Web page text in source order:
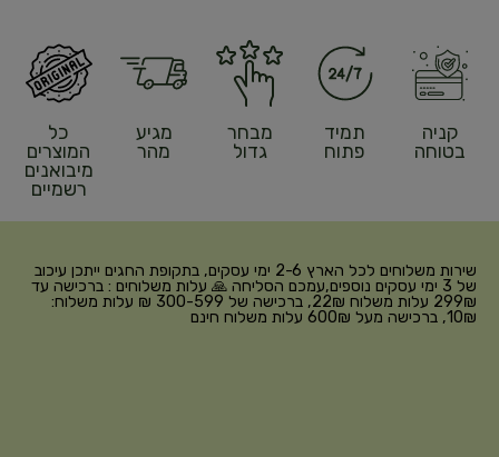
קניה
בטוחה
תמיד
פתוח
מבחר
גדול
מגיע
מהר
כל
המוצרים
מיבואנים
רשמיים
שירות משלוחים לכל הארץ 2-6 ימי עסקים, בתקופת החגים ייתכן עיכוב
של 3 ימי עסקים נוספים,עמכם הסליחה 🙏 עלות משלוחים : ברכישה עד
299₪ עלות משלוח 22₪, ברכישה של 300-599 ₪ עלות משלוח:
10₪, ברכישה מעל 600₪ עלות משלוח חינם